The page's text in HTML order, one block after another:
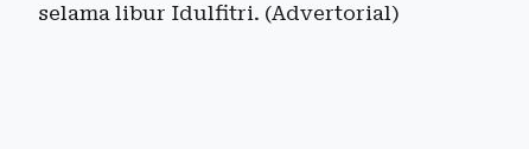
selama libur Idulfitri. (Advertorial)